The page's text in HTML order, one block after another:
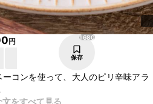
円 1680
保存
コンを使って、大人のピリ辛味アラ
り、食欲をそそります。
文をすべて見る